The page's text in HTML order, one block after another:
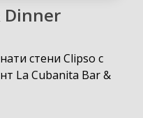
Dinner
стени Clipso с
La Cubanita Bar &